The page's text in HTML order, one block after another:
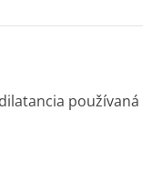
používaná